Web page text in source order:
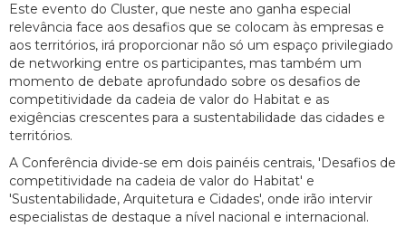
Este evento do Cluster, que neste ano ganha especial
relevância face aos desafios que se colocam às empresas e
aos territórios, irá proporcionar não só um espaço privilegiado
de networking entre os participantes, mas também um
momento de debate aprofundado sobre os desafios de
competitividade da cadeia de valor do Habitat e as
exigências crescentes para a sustentabilidade das cidades e
territórios.
A Conferência divide-se em dois painéis centrais, 'Desafios de
competitividade na cadeia de valor do Habitat' e
'Sustentabilidade, Arquitetura e Cidades', onde irão intervir
especialistas de destaque a nível nacional e internacional.